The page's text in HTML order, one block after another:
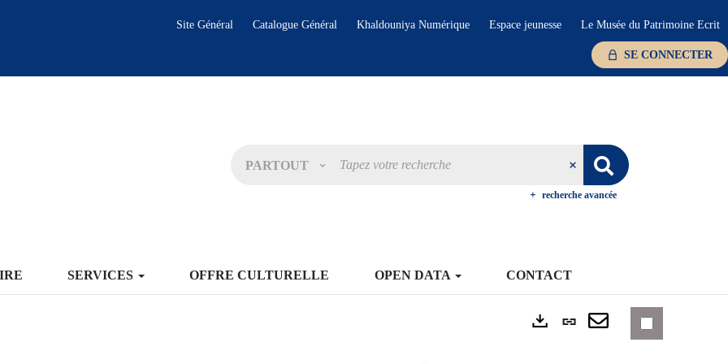
Site Général Catalogue Général Khaldouniya Numérique Espace jeunesse Le Musée du Patrimoine Ecrit
SE CONNECTER
PARTOUT
recherche avancée
SERVICES OFFRE CULTURELLE OPEN DATA CONTACT
Lien